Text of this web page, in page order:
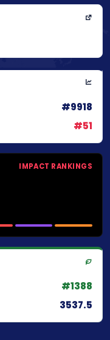
#9918
#51
IMPACT RANKINGS
#1388
3537.5